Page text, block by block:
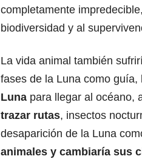
completamente
biodiversidad y al
La vida animal también
fases de la Luna como guía,
Luna para llegar al océano,
trazar rutas, insectos
desaparición de la Luna
animales y cambiaría sus